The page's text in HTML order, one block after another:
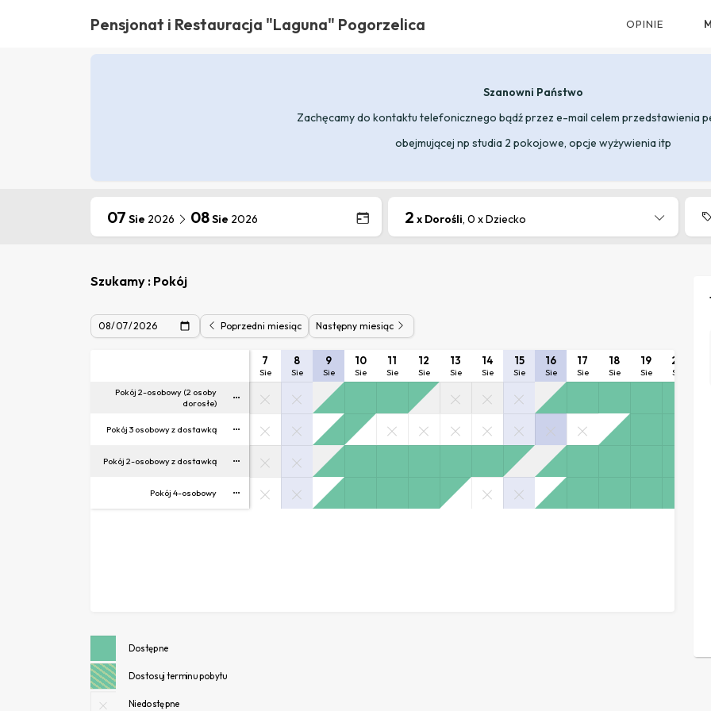
Pensjonat i Restauracja "Laguna" Pogorzelica OPINIE
Szanowni Państwo
Zachęcamy do kontaktu telefonicznego bądź przez e-mail celem przedstawienia
obejmującej np studia 2 pokojowe, opcje wyżywienia itp
07 Sie 2026 08Sie 2026 2 x Dorośli, 0 x Dziecko
Szukamy : Pokój
Poprzedni miesiąc Następny miesiąc
Pokój 2-osobowy (2 osoby
dorosłe)
Pokój 3 osobowy z dostawką
Pokój 2-osobowy z dostawką
Pokój 4-osobowy
7
Sie
8
Sie
9
Sie
10
Sie
11
Sie
12
Sie
13
Sie
14
Sie
15
Sie
16
Sie
17
Sie
18
Sie
19
Sie
20
Sie
Dostępne
Dostosuj terminu pobytu
Niedostępne